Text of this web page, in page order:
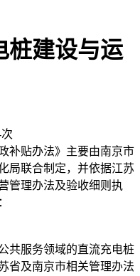
桩建设与运
次
补贴办法》主要由南京市
局联合制定，并依据江苏
管理办法及验收细则执
共服务领域的直流充电桩
省及南京市相关管理办法